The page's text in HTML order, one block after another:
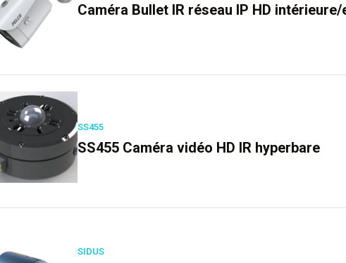
Caméra Bullet IR réseau IP HD
SS455
SS455 Caméra vidéo HD IR hyperbare
SIDUS